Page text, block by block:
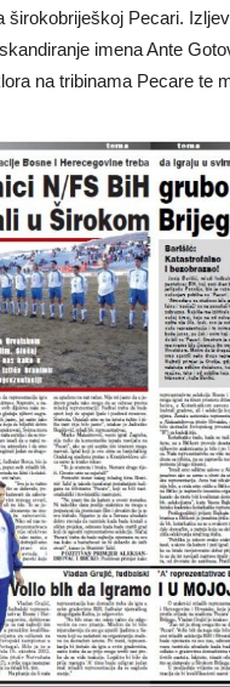
širokobriješkoj Pecari.
imena Ante
na tribinama Pecare te